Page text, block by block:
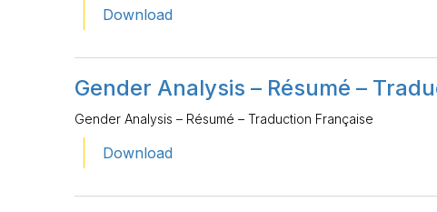
Download
Gender Analysis – Résumé –
Gender Analysis – Résumé – Traduction Française
Download